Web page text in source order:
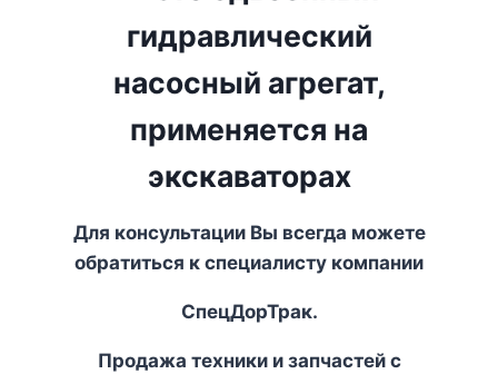
гидравлический
насосный агрегат,
применяется на
экскаваторах
Для консультации Вы всегда можете
обратиться к специалисту компании
СпецДорТрак.
Продажа техники и запчастей с